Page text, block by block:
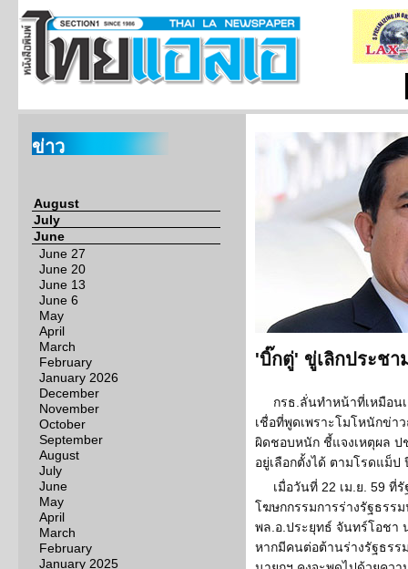
ข่าว
August
July
June
June 27
June 20
June 13
June 6
May
April
March
February
January 2026
December
November
October
September
August
July
June
May
April
March
February
January 2025
'บิ๊กตู่' ขู่เลิกประชา
กรธ.ลั่นทำหน้าที่เหมือน
เชื่อที่พูดเพราะโมโหนักข่า
ผิดชอบหนัก ชี้แจงเหตุผล ป
อยู่เลือกตั้งได้ ตามโรดแม็ป
เมื่อวันที่ 22 เม.ย. 59 ที่
โฆษกกรรมการร่างรัฐธรร
พล.อ.ประยุทธ์ จันทร์โอชา
หากมีคนต่อต้านร่างรัฐธรร